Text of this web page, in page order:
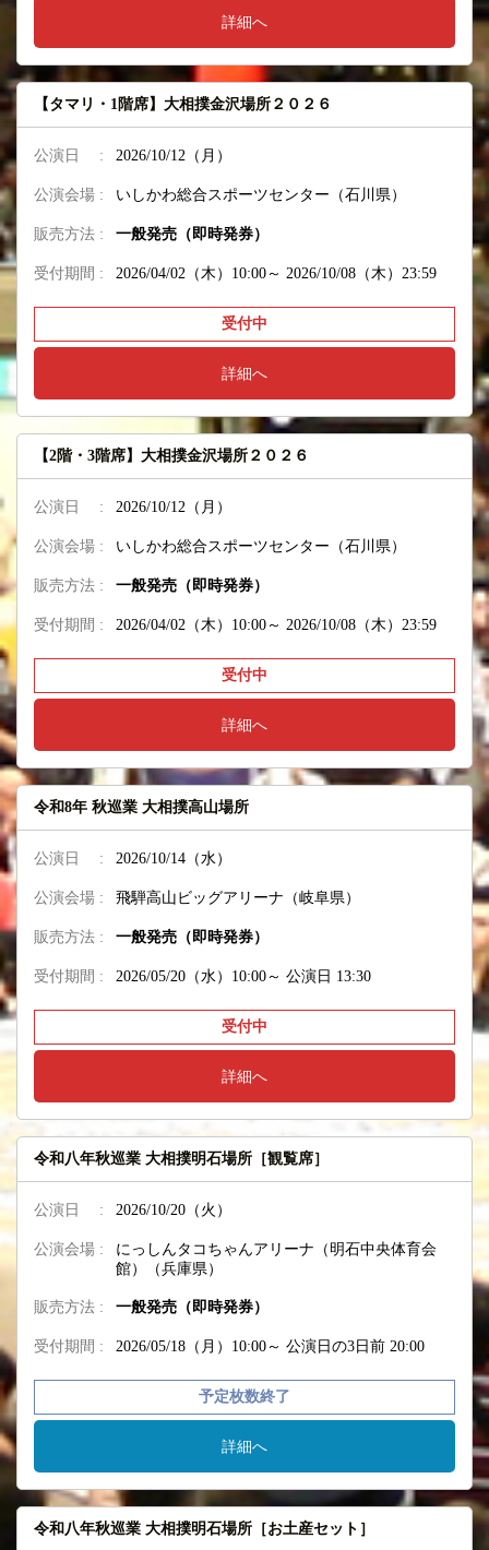
詳細へ
【タマリ・1階席】大相撲金沢場所２０２６
公演日 : 2026/10/12（月）
公演会場 : いしかわ総合スポーツセンター（石川県）
販売方法 : 一般発売（即時発券）
受付期間 : 2026/04/02（木）10:00～ 2026/10/08（木）23:59
受付中
詳細へ
【2階・3階席】大相撲金沢場所２０２６
公演日 : 2026/10/12（月）
公演会場 : いしかわ総合スポーツセンター（石川県）
販売方法 : 一般発売（即時発券）
受付期間 : 2026/04/02（木）10:00～ 2026/10/08（木）23:59
受付中
詳細へ
令和8年 秋巡業 大相撲高山場所
公演日 : 2026/10/14（水）
公演会場 : 飛騨高山ビッグアリーナ（岐阜県）
販売方法 : 一般発売（即時発券）
受付期間 : 2026/05/20（水）10:00～ 公演日 13:30
受付中
詳細へ
令和八年秋巡業 大相撲明石場所［観覧席］
公演日 : 2026/10/20（火）
公演会場 :
にっしんタコちゃんアリーナ（明石中央体育会
館）（兵庫県）
販売方法 : 一般発売（即時発券）
受付期間 : 2026/05/18（月）10:00～ 公演日の3日前 20:00
予定枚数終了
詳細へ
令和八年秋巡業 大相撲明石場所［お土産セット］